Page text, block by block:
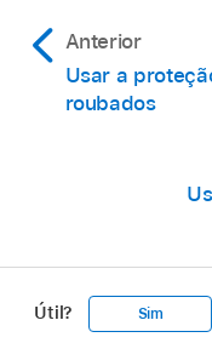
Anterior
Usar a
roubados
Útil? Sim